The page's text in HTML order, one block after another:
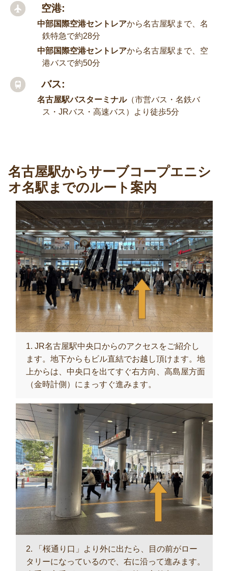
空港:
中部国際空港セントレアから名古屋駅まで、名
鉄特急で約28分
中部国際空港セントレアから名古屋駅まで、空
港バスで約50分
バス:
名古屋駅バスターミナル（市営バス・名鉄バ
ス・JRバス・高速バス）より徒歩5分
名古屋駅からサーブコープエニシ
オ名駅までのルート案内
1. JR名古屋駅中央口からのアクセスをご紹介し
ます。地下からもビル直結でお越し頂けます。地
上からは、中央口を出てすぐ右方向、高島屋方面
（金時計側）にまっすぐ進みます。
2. 「桜通り口」より外に出たら、目の前がロー
タリーになっているので、右に沿って進みます。